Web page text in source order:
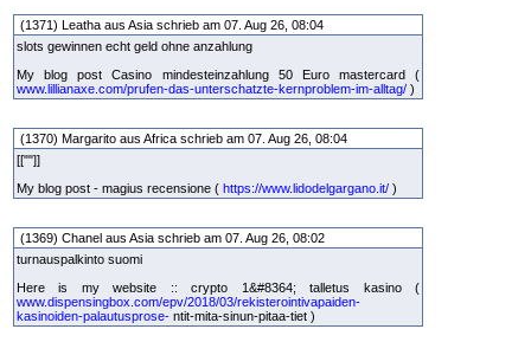
(1371) Leatha aus Asia schrieb am 07. Aug 26, 08:04
slots gewinnen echt geld ohne anzahlung
My blog post Casino mindesteinzahlung 50 Euro mastercard (
www.lillianaxe.com/prufen-das-unterschatzte-kernproblem-im-alltag/ )
(1370) Margarito aus Africa schrieb am 07. Aug 26, 08:04
[[""]]
My blog post - magius recensione ( https://www.lidodelgargano.it/ )
(1369) Chanel aus Asia schrieb am 07. Aug 26, 08:02
turnauspalkinto suomi
Here is my website :: crypto 1&#8364; talletus kasino (
www.dispensingbox.com/epv/2018/03/rekisterointivapaiden-
kasinoiden-palautusprose- ntit-mita-sinun-pitaa-tiet )